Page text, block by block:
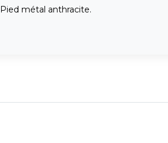
Pied métal anthracite.